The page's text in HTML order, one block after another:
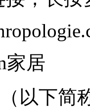
家居
以下